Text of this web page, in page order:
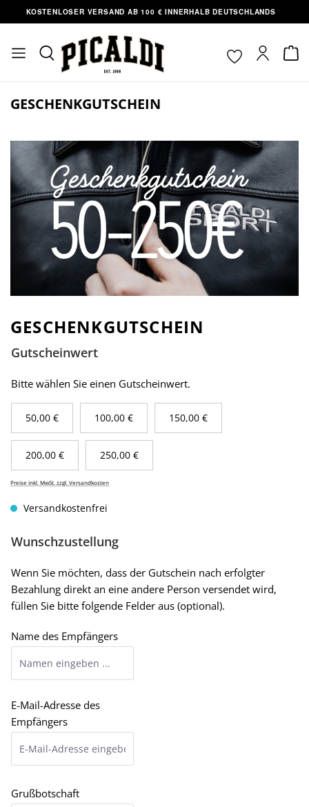
springen
VERSAND AB 100 € INNERHALB DEUTSCHLANDS
GESCHENKGUTSCHEIN
GESCHENKGUTSCHEIN
Gutscheinwert
Bitte wählen Sie einen Gutscheinwert.
50,00 € 100,00 € 150,00 €
200,00 € 250,00 €
Preise inkl. MwSt. zzgl. Versandkosten
Versandkostenfrei
Wunschzustellung
Wenn Sie möchten, dass der Gutschein nach erfolgter
Bezahlung direkt an eine andere Person versendet wird,
füllen Sie bitte folgende Felder aus (optional).
Name des Empfängers
E-Mail-Adresse des
Empfängers
Grußbotschaft